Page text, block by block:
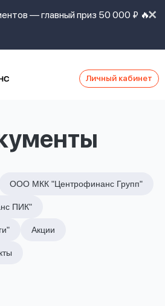
— главный приз 50 000 ₽ 🔥
Личный кабинет
ООО МКК "Центрофинанс Групп"
ПИК"
Акции